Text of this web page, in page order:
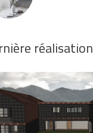
réalisation